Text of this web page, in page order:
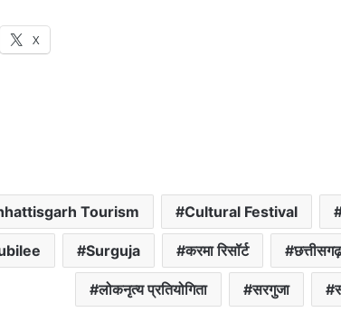
X
Tourism Cultural Festival
Surguja करमा रिसॉर्ट
लोकनृत्य प्रतियोगिता सरगुजा